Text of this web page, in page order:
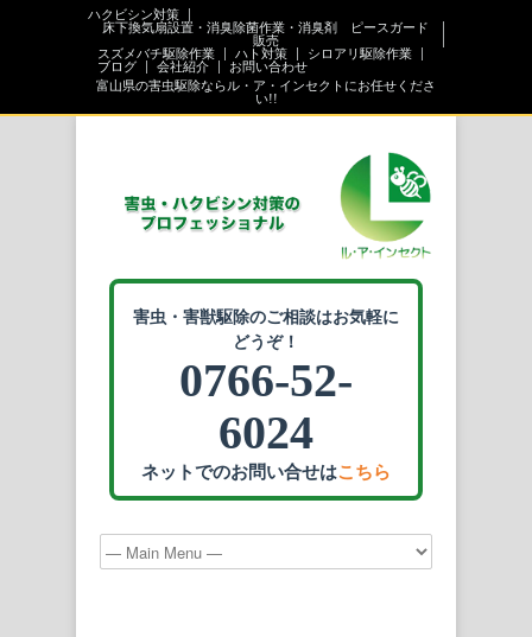
ハクビシン対策
床下換気扇設置・消臭除菌作業・消臭剤 ピースガード
販売
スズメバチ駆除作業
ハト対策
シロアリ駆除作業
ブログ
会社紹介
お問い合わせ
富山県の害虫駆除ならル・ア・インセクトにお任せくださ
い!!
害虫・害獣駆除のご相談はお気軽に
どうぞ！
0766-52-
6024
ネットでのお問い合せはこちら